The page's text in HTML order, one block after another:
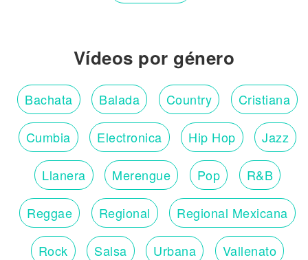
Vídeos por género
Bachata Balada Country Cristiana
Cumbia Electronica Hip Hop Jazz
Llanera Merengue Pop R&B
Reggae Regional Regional Mexicana
Rock Salsa Urbana Vallenato